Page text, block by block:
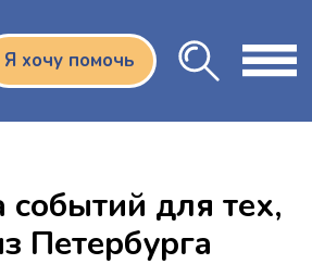
помочь
событий для тех,
Петербурга